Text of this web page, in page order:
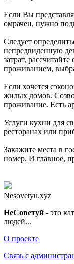
Если Вы
омрачен, нужно
Следует
непредвиденную
затрат,
проживанием,
Если хочется
жилых домов.
проживание. Есть
Услуги кухни для
ресторанах или
Закажите места в
номер. И главное,
Nesovetyu.xyz
НеСоветуй - это
людей...
О проекте
Связь с